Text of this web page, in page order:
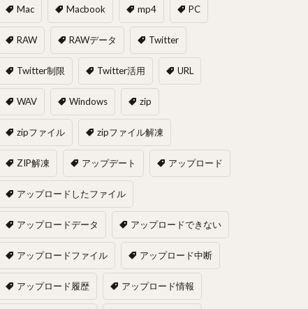
Mac Macbook mp4 PC
RAW RAWデータ Twitter
Twitter制限 Twitter活用 URL
WAV Windows zip
zipファイル zipファイル解凍
ZIP解凍 アップデート アップロード
アップロードしたファイル
アップロードデータ アップロードできない
アップロードファイル アップロード中断
アップロード履歴 アップロード情報